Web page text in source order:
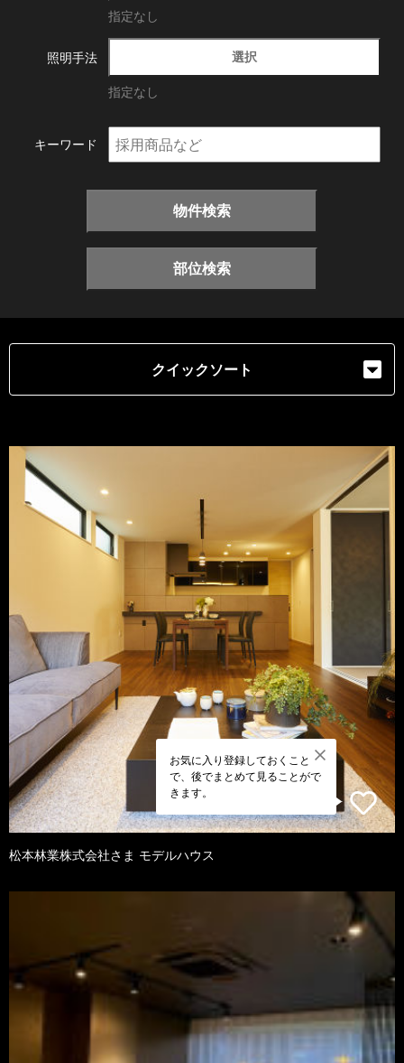
指定なし
照明手法 選択
指定なし
キーワード
物件検索
部位検索
クイックソート
お気に入り登録しておくこと
で、後でまとめて見ることがで
きます。
松本林業株式会社さま モデルハウス